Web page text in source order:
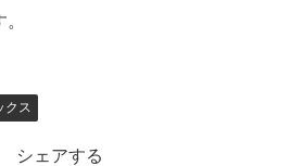
クス
シェアする